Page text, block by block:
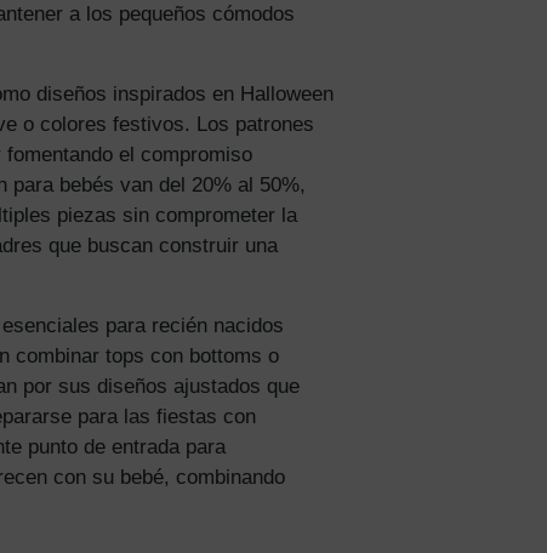
a los pequeños cómodos
diseños inspirados en Halloween
o colores festivos. Los patrones
el compromiso
bebés van del 20% al 50%,
piezas sin comprometer la
que buscan construir una
para recién nacidos
combinar tops con bottoms o
por sus diseños ajustados que
para las fiestas con
punto de entrada para
con su bebé, combinando
y